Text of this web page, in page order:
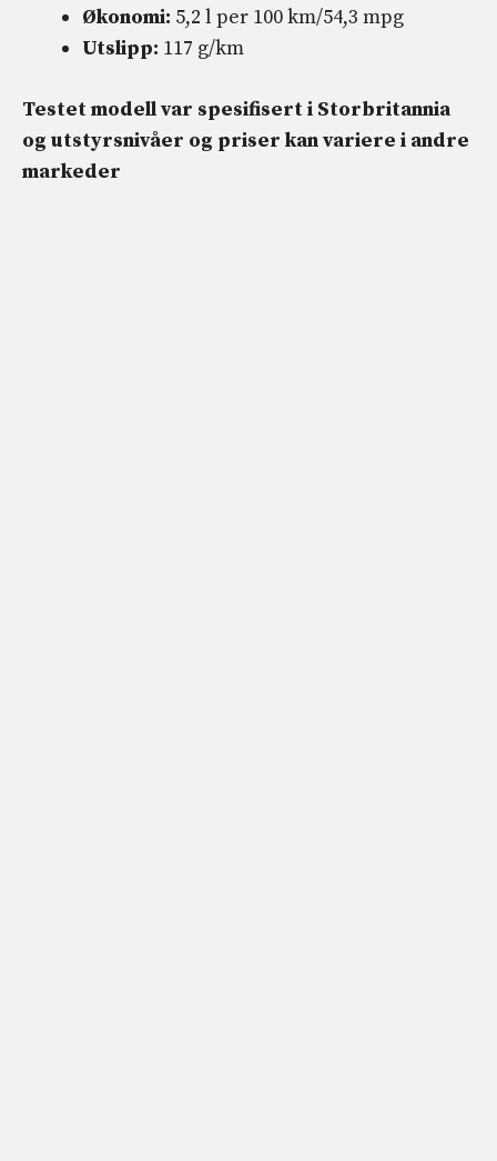
Økonomi: 5,2 l per 100 km/54,3 mpg
Utslipp: 117 g/km
Testet modell var spesifisert i Storbritannia
og utstyrsnivåer og priser kan variere i andre
markeder